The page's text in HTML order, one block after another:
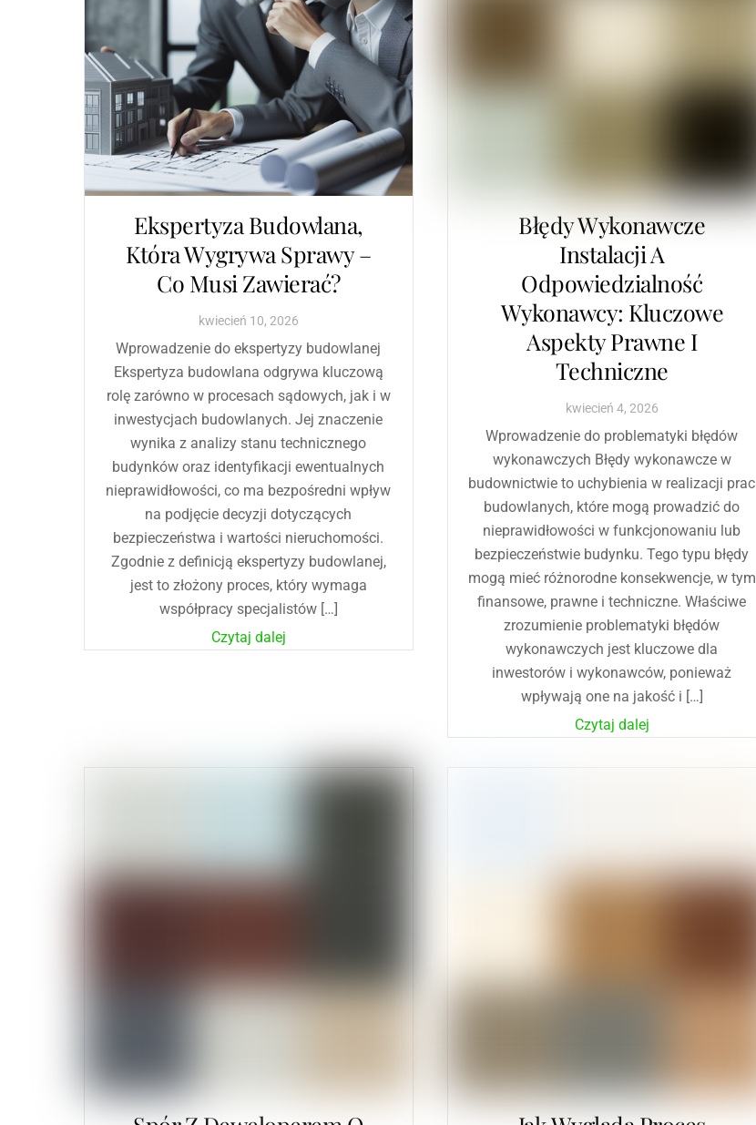
Ekspertyza Budowlana,
Która Wygrywa Sprawy –
Co Musi Zawierać?
kwiecień 10, 2026
Wprowadzenie do ekspertyzy budowlanej
Ekspertyza budowlana odgrywa kluczową
rolę zarówno w procesach sądowych, jak i w
inwestycjach budowlanych. Jej znaczenie
wynika z analizy stanu technicznego
budynków oraz identyfikacji ewentualnych
nieprawidłowości, co ma bezpośredni wpływ
na podjęcie decyzji dotyczących
bezpieczeństwa i wartości nieruchomości.
Zgodnie z definicją ekspertyzy budowlanej,
jest to złożony proces, który wymaga
współpracy specjalistów […]
Czytaj dalej
Błędy Wykonawcze
Instalacji A
Odpowiedzialność
Wykonawcy: Kluczowe
Aspekty Prawne I
Techniczne
kwiecień 4, 2026
Wprowadzenie do problematyki błędów
wykonawczych Błędy wykonawcze w
budownictwie to uchybienia w realizacji prac
budowlanych, które mogą prowadzić do
nieprawidłowości w funkcjonowaniu lub
bezpieczeństwie budynku. Tego typu błędy
mogą mieć różnorodne konsekwencje, w tym
finansowe, prawne i techniczne. Właściwe
zrozumienie problematyki błędów
wykonawczych jest kluczowe dla
inwestorów i wykonawców, ponieważ
wpływają one na jakość i […]
Czytaj dalej